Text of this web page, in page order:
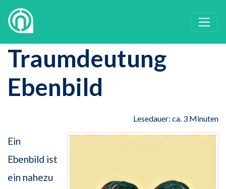
Traumdeutung
Ebenbild
Lesedauer: ca. 3 Minuten
Ein
Ebenbild ist
ein nahezu